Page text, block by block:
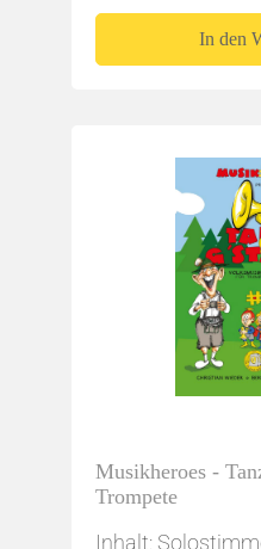
In den
Musikheroes -
Trompete
Inhalt: Solostimme für Trompete,